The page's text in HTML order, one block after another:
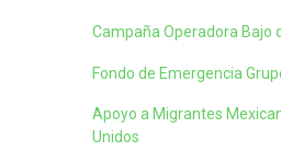
Campaña Operadora Bajo
Fondo de Emergencia
Apoyo a Migrantes
Unidos